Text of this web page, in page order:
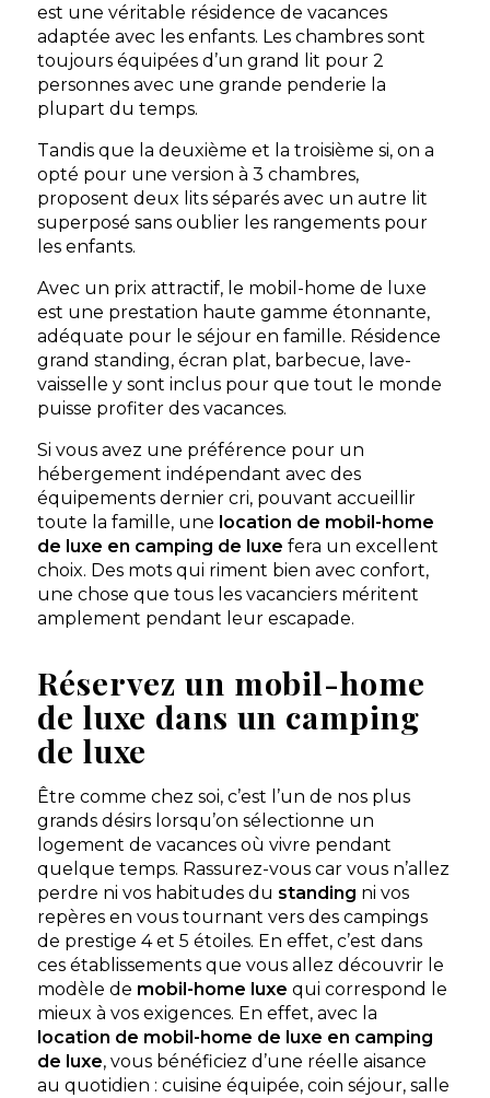
Camping La Tour des Prises
Camping de luxe 4 étoiles sur l'Île de Ré, mobil-
homes Premium XXL, espace aquatique couvert
chauffé, à 500 m de la plage des
La Couarde-sur-Mer, Charente-Maritime , Nouvelle-
Aquitaine
★ 4.3/5 (823 avis)
Dès 265€ / semaine en location
Dès19€/ nuit en emplacement
Afficher les détails
Découvrir
Mobil-home Confort
2 chambres - 6
personnes - 29 m²
À partir de395 €/ 7
nuits
Découvrir ce
locatif
Mobil-home Familial
2 chambres - 4
personnes - 25 m²
À partir de360 €/ 7
nuits
Camping La Source du Jabron
Un domaine 5 étoiles d'exception à Comps, au cœur
d'une Drôme provençale sauvage et authentique.
est une véritable résidence de vacances
adaptée avec les enfants. Les chambres sont
toujours équipées d’un grand lit pour 2
personnes avec une grande penderie la
plupart du temps.
Tandis que la deuxième et la troisième si, on a
opté pour une version à 3 chambres,
proposent deux lits séparés avec un autre lit
superposé sans oublier les rangements pour
les enfants.
Avec un prix attractif, le mobil-home de luxe
est une prestation haute gamme étonnante,
adéquate pour le séjour en famille. Résidence
grand standing, écran plat, barbecue, lave-
vaisselle y sont inclus pour que tout le monde
puisse profiter des vacances.
Si vous avez une préférence pour un
hébergement indépendant avec des
équipements dernier cri, pouvant accueillir
toute la famille, une location de mobil-home
de luxe en camping de luxefera un excellent
choix. Des mots qui riment bien avec confort,
une chose que tous les vacanciers méritent
amplement pendant leur escapade.
Réservez un mobil-home
de luxe dans un camping
de luxe
Être comme chez soi, c’est l’un de nos plus
grands désirs lorsqu’on sélectionne un
logement de vacances où vivre pendant
quelque temps. Rassurez-vous car vous n’allez
perdre ni vos habitudes du standing ni vos
repères en vous tournant vers des campings
de prestige 4 et 5 étoiles. En effet, c’est dans
ces établissements que vous allez découvrir le
modèle de mobil-home luxe qui correspond le
mieux à vos exigences. En effet, avec la
location de mobil-home de luxe en camping
de luxe, vous bénéficiez d’une réelle aisance
au quotidien : cuisine équipée, coin séjour, salle